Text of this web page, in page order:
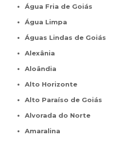
Água Fria de Goiás
Água Limpa
Águas Lindas de Goiás
Alexânia
Aloândia
Alto Horizonte
Alto Paraíso de Goiás
Alvorada do Norte
Amaralina